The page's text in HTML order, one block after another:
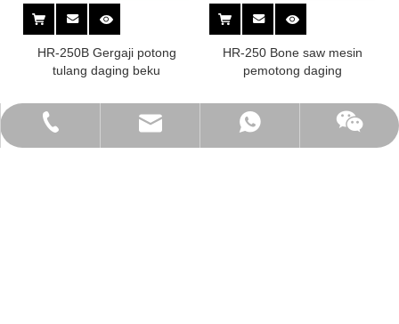
HR-250B Gergaji potong
tulang daging beku
HR-250 Bone saw mesin
pemotong daging
+86-15857993956
admin@haruis.com
+8615906654925
+86-15857993956